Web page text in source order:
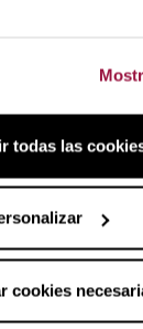
todas las
cookies